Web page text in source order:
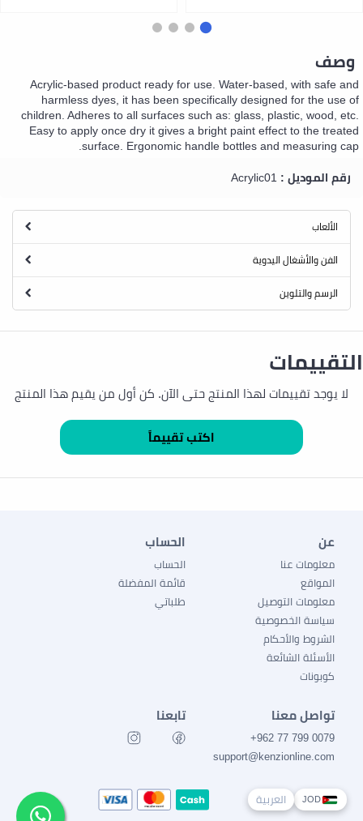
وصف
Acrylic-based product ready for use. Water-based, with safe and
harmless dyes, it has been specifically designed for the use of
children. Adheres to all surfaces such as: glass, plastic, wood, etc.
Easy to apply once dry it gives a bright paint effect to the treated
surface. Ergonomic handle bottles and measuring cap.
رقم الموديل : Acrylic01
الألعاب
الفن والأشغال اليدوية
الرسم والتلوين
التقييمات
لا يوجد تقييمات لهذا المنتج حتى الآن. كن أول من يقيم هذا المنتج
عن
معلومات عنا
المواقع
معلومات التوصيل
سياسة الخصوصية
الشروط والأحكام
الأسئلة الشائعة
كوبونات
الحساب
الحساب
قائمة المفضلة
طلباتي
تواصل معنا
0079 799 77 962+
support@kenzionline.com
تابعنا
JOD العربية